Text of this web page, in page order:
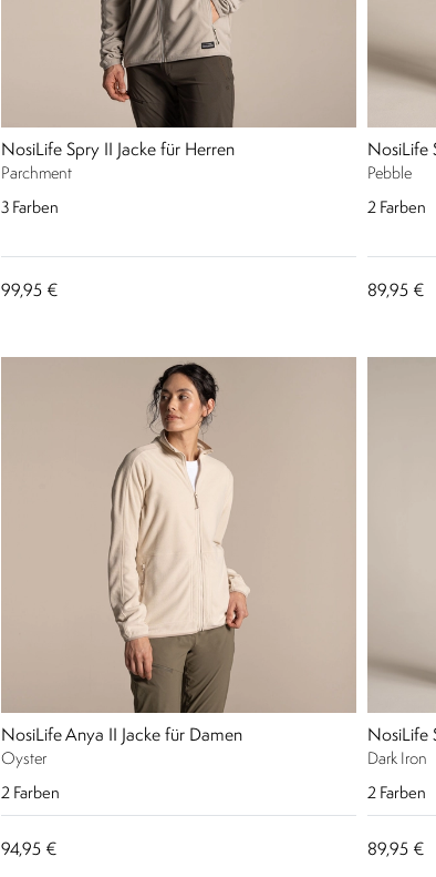
NosiLife Spry II Jacke für Herren
Parchment
3 Farben
99,95 €
NosiLife
Pebble
2 Farben
89,95 €
NosiLife Anya II Jacke für Damen
Oyster
2 Farben
94,95 €
NosiLife
Dark Iron
2 Farben
89,95 €